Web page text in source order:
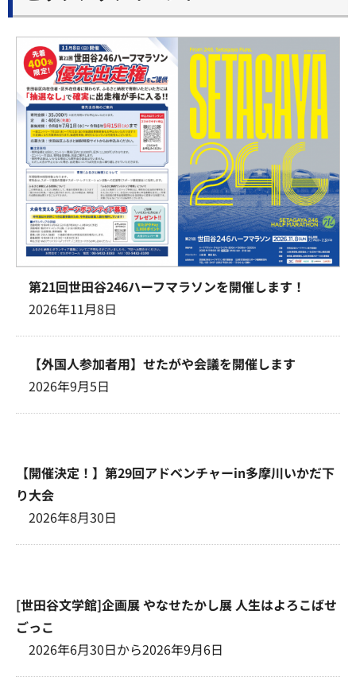
第21回世田谷246ハーフマラソンを開催します！
2026年11月8日
【外国人参加者用】せたがや会議を開催します
2026年9月5日
【開催決定！】第29回アドベンチャーin多摩川いかだ下
り大会
2026年8月30日
[世田谷文学館]企画展 やなせたかし展 人生はよろこばせ
ごっこ
2026年6月30日から2026年9月6日